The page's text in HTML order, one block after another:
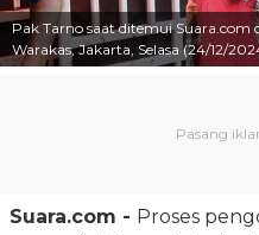
Pak Tarno saat ditemui Suara.com
Warakas, Jakarta, Selasa (24/12/
Suara.com - Proses